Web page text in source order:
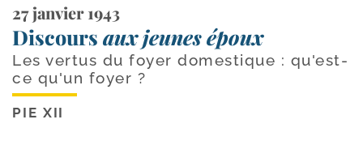
27 janvier 1943
Discours aux jeunes époux
Les vertus du foyer domestique : qu'est-
ce qu'un foyer ?
PIE XII